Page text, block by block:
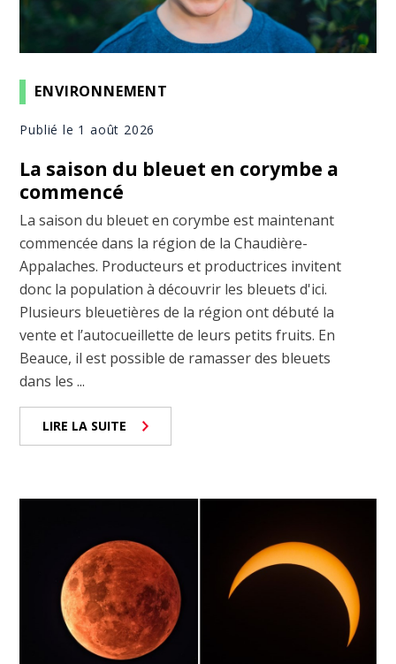
ENVIRONNEMENT
Publié le 1 août 2026
La saison du bleuet en corymbe a
commencé
La saison du bleuet en corymbe est maintenant
commencée dans la région de la Chaudière-
Appalaches. Producteurs et productrices invitent
donc la population à découvrir les bleuets d'ici.
Plusieurs bleuetières de la région ont débuté la
vente et l’autocueillette de leurs petits fruits. En
Beauce, il est possible de ramasser des bleuets
dans les ...
LIRE LA SUITE